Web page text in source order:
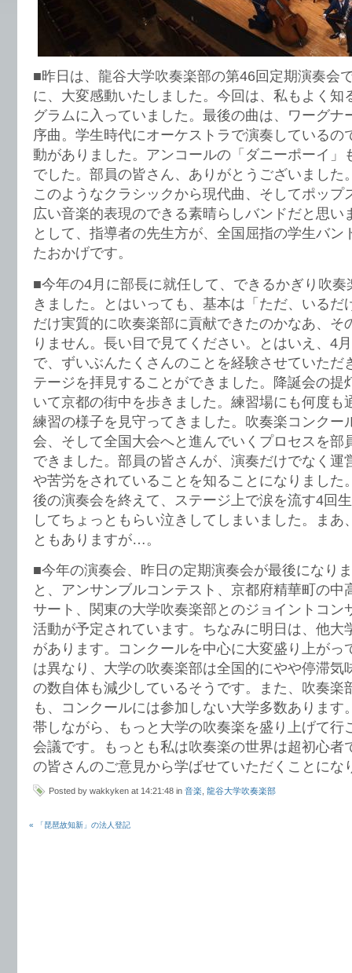
■昨日は、龍谷大学吹奏楽部の第46回定期演奏会
に、大変感動いたしました。今回は、私もよく知
グラムに入っていました。最後の曲は、ワーグナ
序曲。学生時代にオーケストラで演奏しているの
動がありました。アンコールの「ダニーポーイ」
でした。部員の皆さん、ありがとうございました
このようなクラシックから現代曲、そしてポップ
広い音楽的表現のできる素晴らしバンドだと思い
として、指導者の先生方が、全国屈指の学生バン
たおかげです。
■今年の4月に部長に就任して、できるかぎり吹
きました。とはいっても、基本は「ただ、いる
だけ実質的に吹奏楽部に貢献できたのかなあ、そ
りません。長い目で見てください。とはいえ、4
で、ずいぶんたくさんのことを経験させていただ
テージを拝見することができました。降誕会の提
いて京都の街中を歩きました。練習場にも何度も
練習の様子を見守ってきました。吹奏楽コンクー
会、そして全国大会へと進んでいくプロセスを部
できました。部員の皆さんが、演奏だけでなく運
や苦労をされていることを知ることになりました
後の演奏会を終えて、ステージ上で涙を流す4回
してちょっともらい泣きしてしまいました。まあ
ともありますが…。
■今年の演奏会、昨日の定期演奏会が最後になり
と、アンサンブルコンテスト、京都府精華町の中
サート、関東の大学吹奏楽部とのジョイントコン
活動が予定されています。ちなみに明日は、他大
があります。コンクールを中心に大変盛り上がっ
は異なり、大学の吹奏楽部は全国的にやや停滞気
の数自体も減少しているそうです。また、吹奏楽
も、コンクールには参加しない大学多数あります
帯しながら、もっと大学の吹奏楽を盛り上げて
会議です。もっとも私は吹奏楽の世界は超初心者
の皆さんのご意見から学ばせていただくことにな
Posted by wakkyken at 14:21:48 in 音楽 龍谷大学吹奏楽部
« 「琵琶故知新」の法人登記